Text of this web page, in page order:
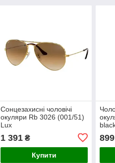
Сонцезахисні чоловічі
окуляри Rb 3026 (001/51)
Lux
1 391₴
Купити
899